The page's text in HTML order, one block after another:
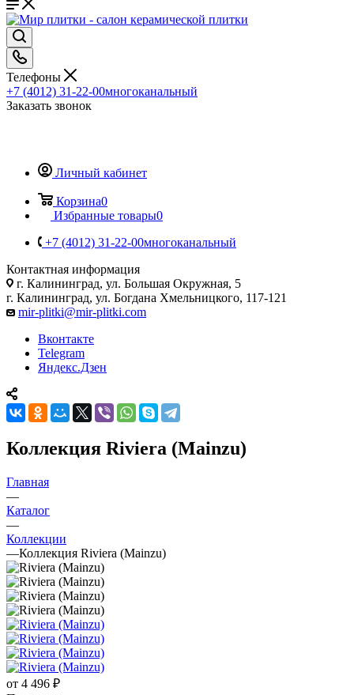
Телефоны
+7 (4012) 31-22-00многоканальный
Заказать звонок
Личный кабинет
Корзина0
Избранные товары0
+7 (4012) 31-22-00многоканальный
Контактная информация
г. Калининград, ул. Большая Окружная, 5
г. Калининград, ул. Богдана Хмельницкого, 117-121
mir-plitki@mir-plitki.com
Вконтакте
Telegram
Яндекс.Дзен
Коллекция Riviera (Mainzu)
Главная
—
Каталог
—
Коллекции
—Коллекция Riviera (Mainzu)
от 4 496 ₽